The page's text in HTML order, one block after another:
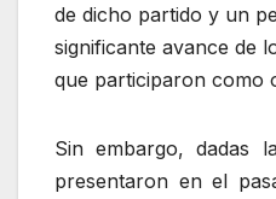
de dicho partido y un
significante avance de
que participaron como
Sin embargo, dadas
presentaron en el